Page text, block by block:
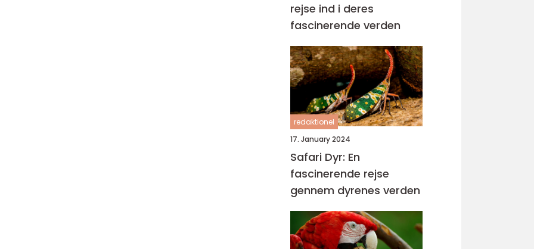
rejse ind i deres
fascinerende verden
redaktionel
17. January 2024
Safari Dyr: En
fascinerende rejse
gennem dyrenes verden